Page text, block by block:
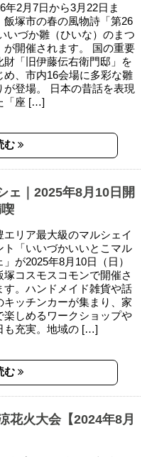
年2月7日から3月22日ま
飯塚市の春の風物詩「第26
いづか雛（ひいな）のまつ
が開催されます。 国の重要
財「旧伊藤伝右衛門邸」を
め、市内16会場に多彩な雛
が登場。 日本の昔話を表現
「座 […]
む
ェ｜2025年8月10日開
エリア最大級のマルシェイ
ト「いいづかいいとこマル
」が2025年8月10日（日）
塚コスモスコモンで開催さ
す。ハンドメイド雑貨や話
キッチンカーが集まり、家
楽しめるワークショップや
も充実。地域の […]
む
花火大会【2024年8月